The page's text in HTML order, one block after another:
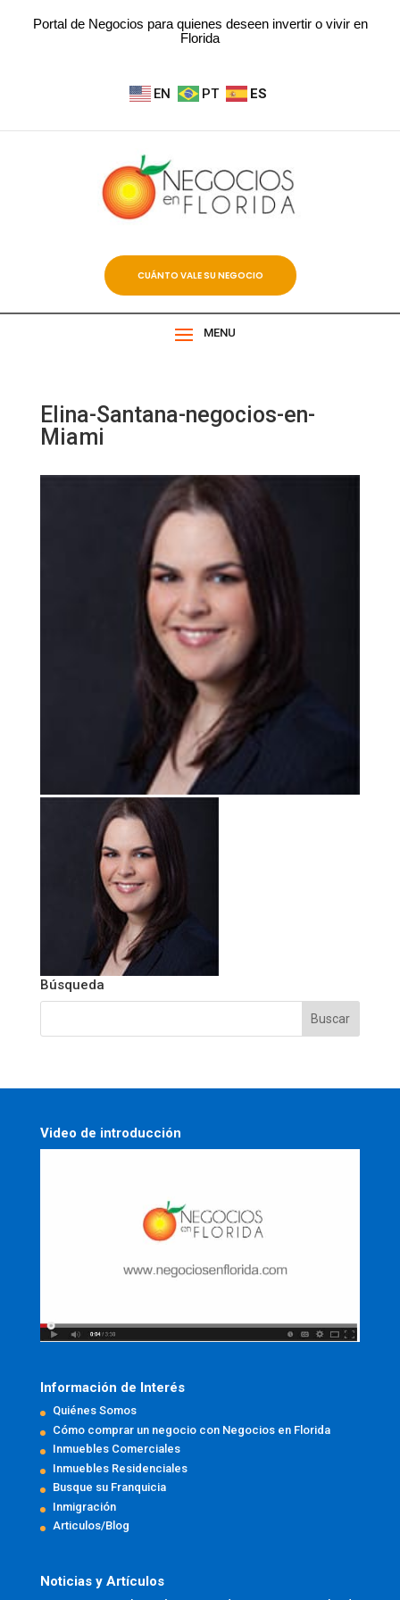
Portal de Negocios para quienes deseen invertir o vivir en
Florida
EN PT ES
CUÁNTO VALE SU NEGOCIO
MENU
Elina-Santana-negocios-en-
Miami
Búsqueda
Video de introducción
Información de Interés
Quiénes Somos
Cómo comprar un negocio con Negocios en Florida
Inmuebles Comerciales
Inmuebles Residenciales
Busque su Franquicia
Inmigración
Articulos/Blog
Noticias y Artículos